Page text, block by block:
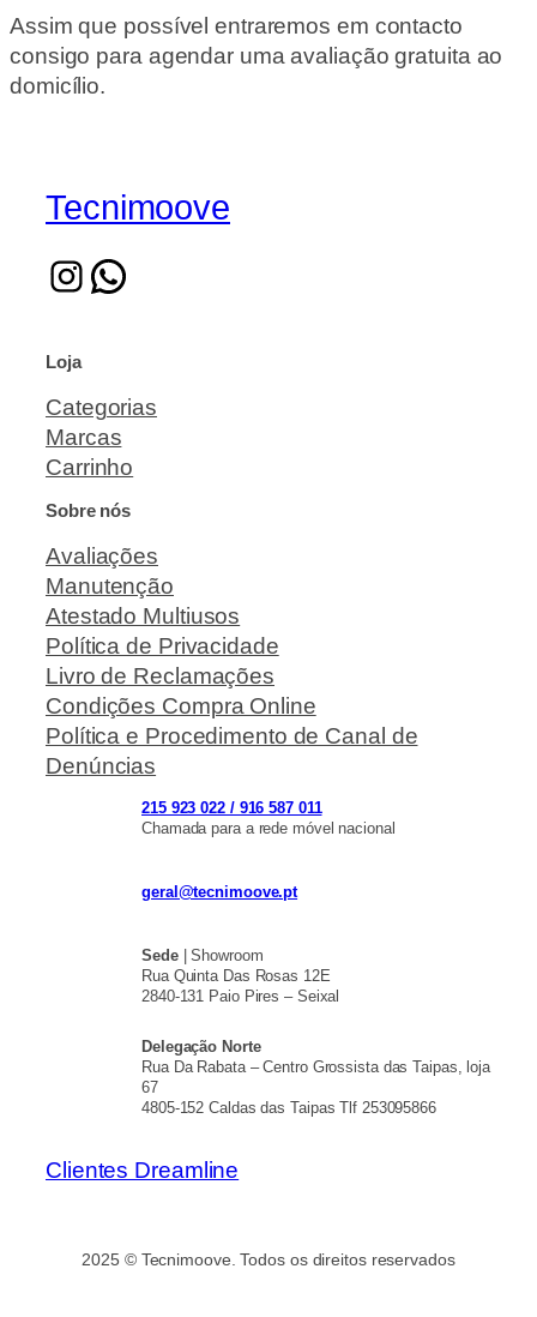
Assim que possível entraremos em contacto
consigo para agendar uma avaliação gratuita ao
domicílio.
Tecnimoove
Loja
Categorias
Marcas
Carrinho
Sobre nós
Avaliações
Manutenção
Atestado Multiusos
Política de Privacidade
Livro de Reclamações
Condições Compra Online
Política e Procedimento de Canal de
Denúncias
215 923 022 / 916 587 011
Chamada para a rede móvel nacional
geral@tecnimoove.pt
Sede| Showroom
Rua Quinta Das Rosas 12E
2840-131 Paio Pires – Seixal
Delegação Norte
Rua Da Rabata – Centro Grossista das Taipas, loja
67
4805-152 Caldas das Taipas Tlf 253095866
Clientes Dreamline
2025 © Tecnimoove. Todos os direitos reservados